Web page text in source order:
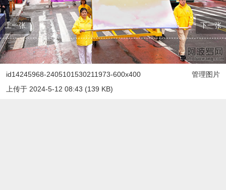
上一张 下一张
管理图片
id14245968-2405101530211973-600x400
上传于 2024-5-12 08:43 (139 KB)